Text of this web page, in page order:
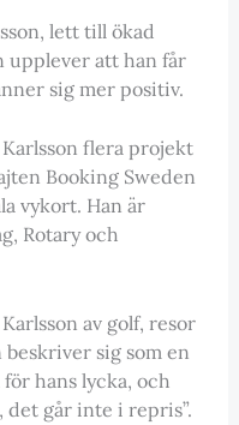
lett till ökad
upplever att han får
sig mer positiv.
flera projekt
Booking Sweden
vykort. Han är
Rotary och
av golf, resor
sig som en
hans lycka, och
det går inte i repris”.